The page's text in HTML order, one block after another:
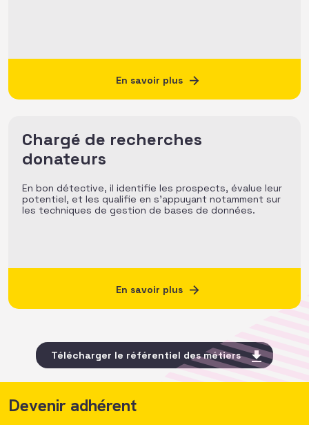
En savoir plus
Chargé de recherches
donateurs
En bon détective, il identifie les prospects, évalue leur
potentiel, et les qualifie en s’appuyant notamment sur
les techniques de gestion de bases de données.
En savoir plus
Télécharger le référentiel des métiers
Devenir adhérent